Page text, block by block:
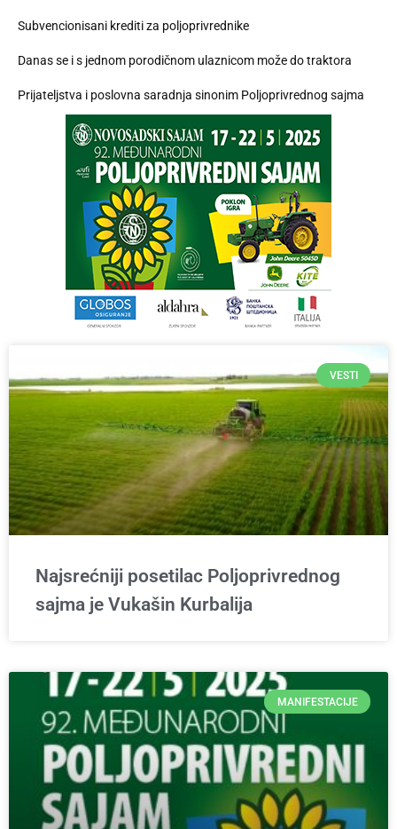
Subvencionisani krediti za poljoprivrednike
Danas se i s jednom porodičnom ulaznicom može do traktora
Prijateljstva i poslovna saradnja sinonim Poljoprivrednog sajma
VESTI
Najsrećniji posetilac Poljoprivrednog
sajma je Vukašin Kurbalija
MANIFESTACIJE